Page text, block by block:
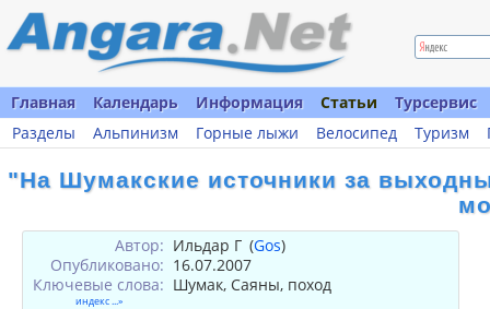
Главная Календарь Информация Статьи
Турсервис
Разделы
Альпинизм Горные лыжи Велосипед Туризм
"На Шумакские источники за
Автор: Ильдар Г (Gos)
Опубликовано: 16.07.2007
Ключевые слова:
индекс ...»
Шумак, Саяны, поход